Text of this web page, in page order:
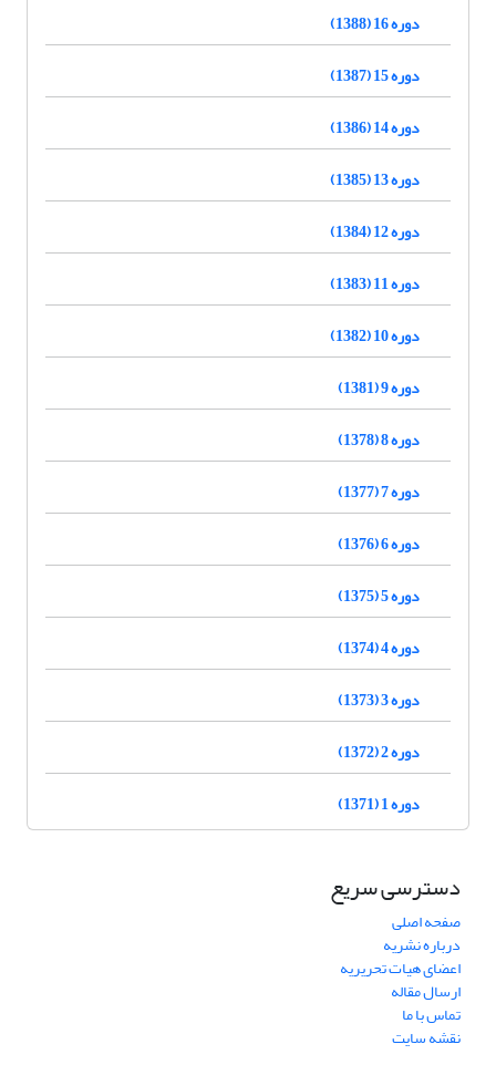
دوره 16 (1388)
دوره 15 (1387)
دوره 14 (1386)
دوره 13 (1385)
دوره 12 (1384)
دوره 11 (1383)
دوره 10 (1382)
دوره 9 (1381)
دوره 8 (1378)
دوره 7 (1377)
دوره 6 (1376)
دوره 5 (1375)
دوره 4 (1374)
دوره 3 (1373)
دوره 2 (1372)
دوره 1 (1371)
دسترسی سریع
صفحه اصلی
درباره نشریه
اعضای هیات تحریریه
ارسال مقاله
تماس با ما
نقشه سایت